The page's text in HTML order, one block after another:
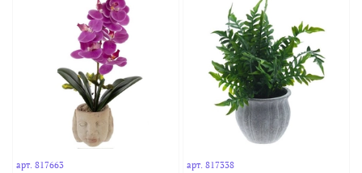
арт.817663 арт. 817338